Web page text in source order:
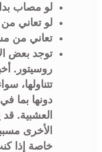
لو مصاب
لو تعاني
تعاني من
توجد بعض
روسيتور.
تتناولها،
دونها بما
العشبية.
الأخرى
خاصة إذا